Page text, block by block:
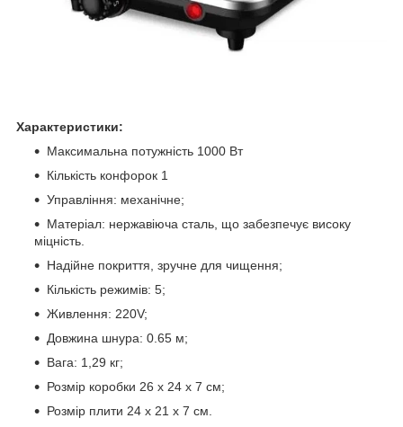
Характеристики:
Максимальна потужність 1000 Вт
Кількість конфорок 1
Управління: механічне;
Матеріал: нержавіюча сталь, що забезпечує високу
міцність.
Надійне покриття, зручне для чищення;
Кількість режимів: 5;
Живлення: 220V;
Довжина шнура: 0.65 м;
Вага: 1,29 кг;
Розмір коробки 26 х 24 х 7 см;
Розмір плити 24 х 21 x 7 см.